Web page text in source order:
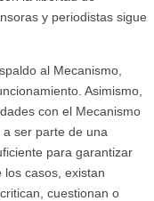
y periodistas sigue
al Mecanismo,
Asimismo,
con el Mecanismo
ser parte de una
para garantizar
casos, existan
cuestionan o